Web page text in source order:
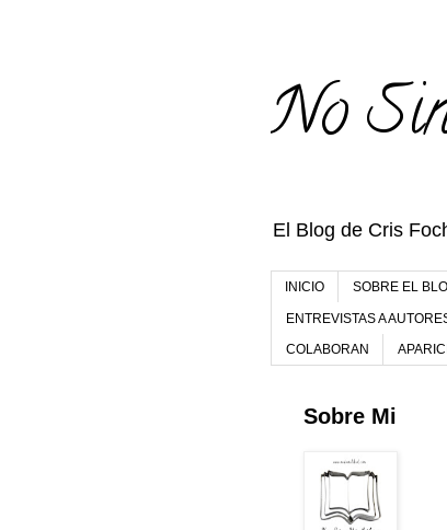
No
El Blog de Cris
INICIO SOBRE EL
ENTREVISTAS A
COLABORAN
Sobre Mi